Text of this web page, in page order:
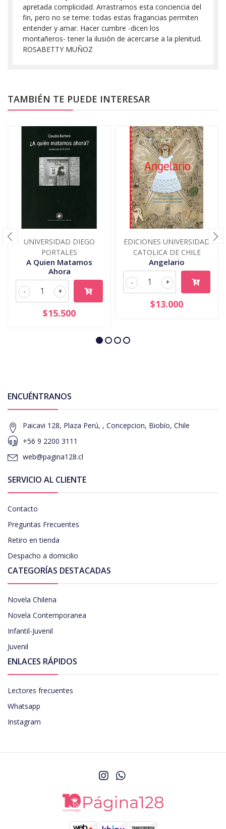
apretada complicidad. Arrastramos esta conciencia del
fin, pero no se teme: todas estas fragancias permiten
entender y amar. Hacer cumbre -dicen los
montañeros- tener la ilusión de acercarse a la plenitud.
ROSABETTY MUÑOZ
TAMBIÉN TE PUEDE INTERESAR
UNIVERSIDAD DIEGO
PORTALES
A Quien Matamos
Ahora
+
-
$15.500
EDICIONES UNIVERSIDAD
CATOLICA DE CHILE
Angelario
+
-
$13.000
ENCUÉNTRANOS
Paicavi 128, Plaza Perú, , Concepcion, Biobío, Chile
+56 9 2200 3111
web@pagina128.cl
SERVICIO AL CLIENTE
Contacto
Preguntas Frecuentes
Retiro en tienda
Despacho a domicilio
CATEGORÍAS DESTACADAS
Novela Chilena
Novela Contemporanea
Infantil-Juvenil
Juvenil
ENLACES RÁPIDOS
Lectores frecuentes
Whatsapp
Instagram